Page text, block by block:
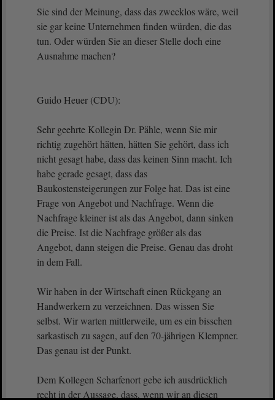
Sie sind der Meinung, dass das zwecklos wäre, weil
sie gar keine Unternehmen finden würden, die das
tun. Oder würden Sie an dieser Stelle doch eine
Ausnahme machen?
Guido Heuer (CDU):
Sehr geehrte Kollegin Dr. Pähle, wenn Sie mir
richtig zugehört hätten, hätten Sie gehört, dass ich
nicht gesagt habe, dass das keinen Sinn macht. Ich
habe gerade gesagt, dass das
Baukostensteigerungen zur Folge hat. Das ist eine
Frage von Angebot und Nachfrage. Wenn die
Nachfrage kleiner ist als das Angebot, dann sinken
die Preise. Ist die Nachfrage größer als das
Angebot, dann steigen die Preise. Genau das droht
in dem Fall.
Wir haben in der Wirtschaft einen Rückgang an
Handwerkern zu verzeichnen. Das wissen Sie
selbst. Wir warten mittlerweile, um es ein bisschen
sarkastisch zu sagen, auf den 70-jährigen Klempner.
Das genau ist der Punkt.
Dem Kollegen Scharfenort gebe ich ausdrücklich
recht in der Aussage, dass, wenn wir an diesen